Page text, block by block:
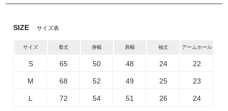
SIZE サイズ表
サイズ 着丈 身幅 肩幅 袖丈 アームホール
S 65 50 48 24 22
M 68 52 49 25 23
L 72 54 51 26 24